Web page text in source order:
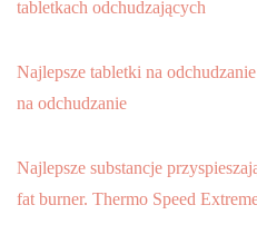
tabletkach odchudzających
Najlepsze tabletki na
na odchudzanie
Najlepsze substancje
fat burner. Thermo Speed